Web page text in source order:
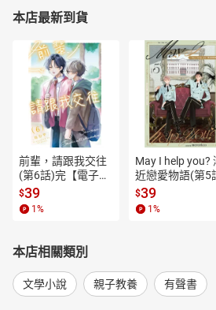
本店最新到貨
前輩，請跟我交往
(第6話)完【電子
書】
$39
1%
May I help you?
近戀愛物語(第5
【電子書】
$39
1%
本店相關類別
文學小說 親子教養 有聲書